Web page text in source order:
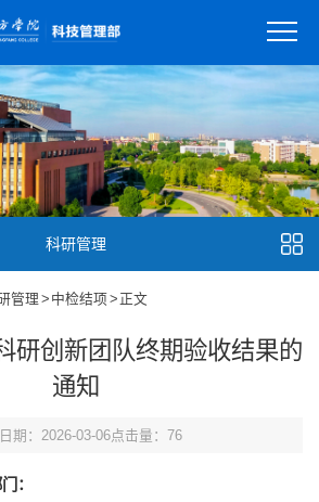
科研管理
管理 > 中检结项> 正文
研创新团队终期验收结果的
通知
期：2026-03-06点击量： 76
：